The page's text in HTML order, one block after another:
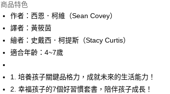
Apple Pay
大哥付你分期
相關說明
【大哥付你分期使用說明】
流程，驗證手機門號後，選擇欲分期的期數、繳款截止日，確認
完成交易。
【關於「AFTEE先享後付」】
AFTEE先享後付是「在收到商品之後才付款」的支付方式。 讓
ATM付款
商品特色
作者：西恩．柯維（Sean Covey）
譯者：黃筱茵
繪者：史戴西．柯提斯（Stacy Curtis）
適合年齡：4~7歲
1. 培養孩子關鍵品格力，成就未來的生活能力！
2. 幸福孩子的7個好習慣套書，陪伴孩子成長！